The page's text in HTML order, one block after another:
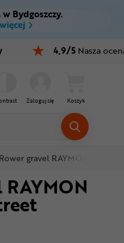
Ctrl M
Bydgoszczy.
4,9/5 Nasza
Zaloguj się Koszyk
Rower gravel RAYMON Territ